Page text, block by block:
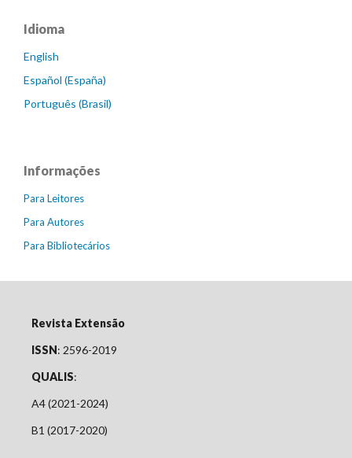
Idioma
English
Español (España)
Português (Brasil)
Informações
Para Leitores
Para Autores
Para Bibliotecários
Revista Extensão
ISSN: 2596-2019
QUALIS:
A4 (2021-2024)
B1 (2017-2020)